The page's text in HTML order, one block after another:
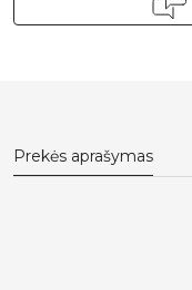
Prekės aprašymas